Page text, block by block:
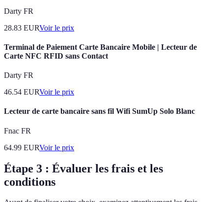
Darty FR
28.83 EURVoir le prix
Terminal de Paiement Carte Bancaire Mobile | Lecteur de
Carte NFC RFID sans Contact
Darty FR
46.54 EURVoir le prix
Lecteur de carte bancaire sans fil Wifi SumUp Solo Blanc
Fnac FR
64.99 EURVoir le prix
Étape 3 : Évaluer les frais et les
conditions